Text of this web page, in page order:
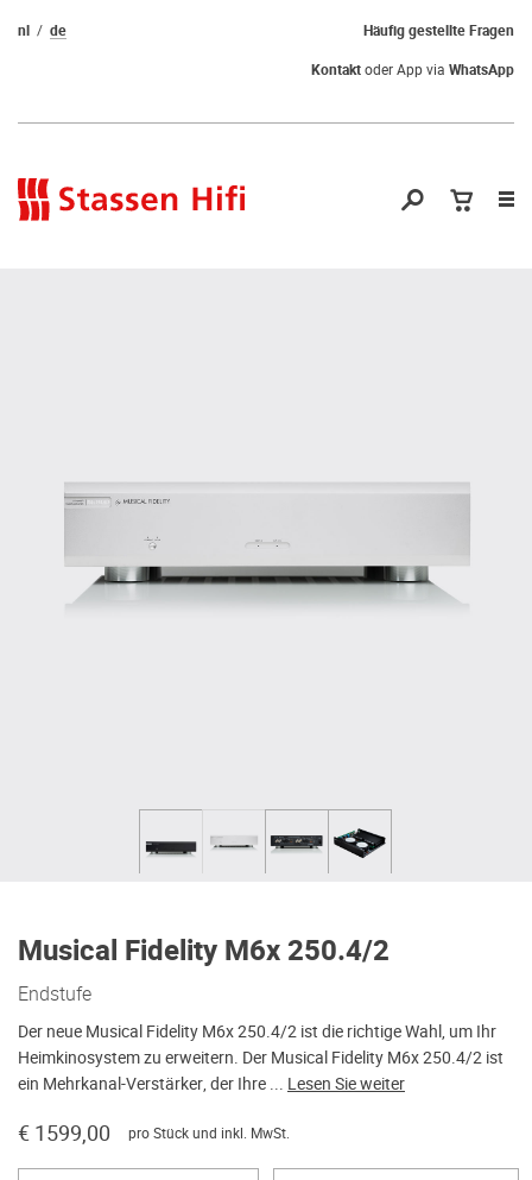
Häufig gestellte Fragen
nl
de
Kontaktoder App via WhatsApp
Musical Fidelity M6x 250.4/2
Endstufe
Der neue Musical Fidelity M6x 250.4/2 ist die richtige Wahl, um Ihr
Heimkinosystem zu erweitern. Der Musical Fidelity M6x 250.4/2 ist
ein Mehrkanal-Verstärker, der Ihre ... Lesen Sie weiter
€ 1599,00 pro Stück und inkl. MwSt.